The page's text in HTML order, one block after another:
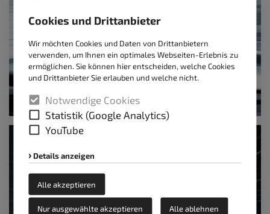
Cookies und Drittanbieter
Wir möchten Cookies und Daten von Drittanbietern
verwenden, um Ihnen ein optimales Webseiten-Erlebnis zu
ermöglichen. Sie können hier entscheiden, welche Cookies
und Drittanbieter Sie erlauben und welche nicht.
Notwendige Cookies
Statistik (Google Analytics)
YouTube
Details anzeigen
Alle akzeptieren
Nur ausgewählte akzeptieren Alle ablehnen